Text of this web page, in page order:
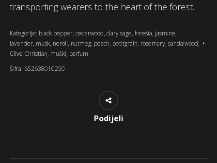
transporting wearers to the heart of the forest.
Kategorije: black pepper, cedarwood, clary sage, freesia, jasmine,
lavender, musk, neroli, nutmeg, peach, petitgrain, rosemary, sandalwood,
Clive Christian, muški, parfum
Šifra: 652638010250
Podijeli